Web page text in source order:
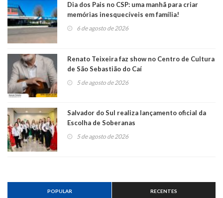
Dia dos Pais no CSP: uma manhã para criar
memórias inesquecíveis em família!
6 de agosto de 2026
Renato Teixeira faz show no Centro de Cultura
de São Sebastião do Caí
5 de agosto de 2026
Salvador do Sul realiza lançamento oficial da
Escolha de Soberanas
5 de agosto de 2026
POPULAR RECENTES